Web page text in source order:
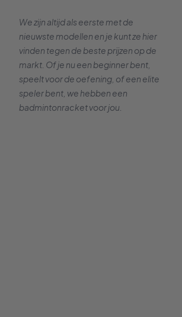
We zijn altijd als eerste met de
nieuwste modellen en je kunt ze hier
vinden tegen de beste prijzen op de
markt. Of je nu een beginner bent,
speelt voor de oefening, of een elite
speler bent, we hebben een
badmintonracket voor jou.